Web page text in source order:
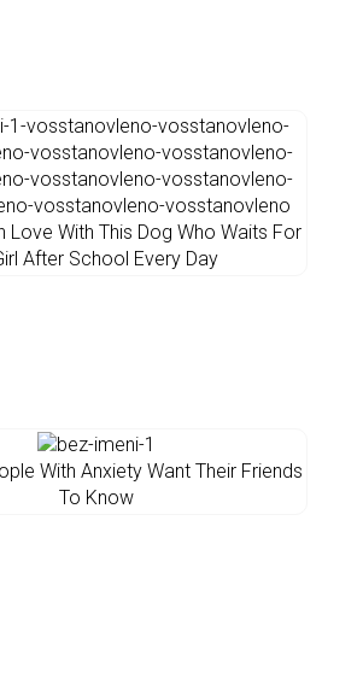
Love With This Dog Who Waits For
After School Every Day
With Anxiety Want Their Friends
To Know